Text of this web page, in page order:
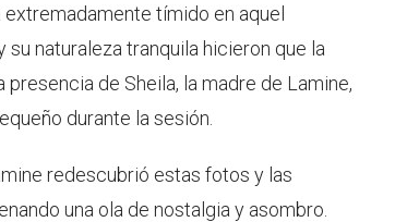
tímido en aquel
naturaleza tranquila hicieron que la
de Sheila, la madre de Lamine,
durante la sesión.
redescubrió estas fotos y las
una ola de nostalgia y asombro.